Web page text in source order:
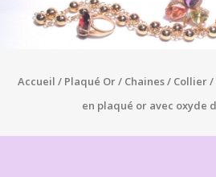
Accueil / Plaqué Or/ Chaines/ Collier/
en plaqué or avec oxyde